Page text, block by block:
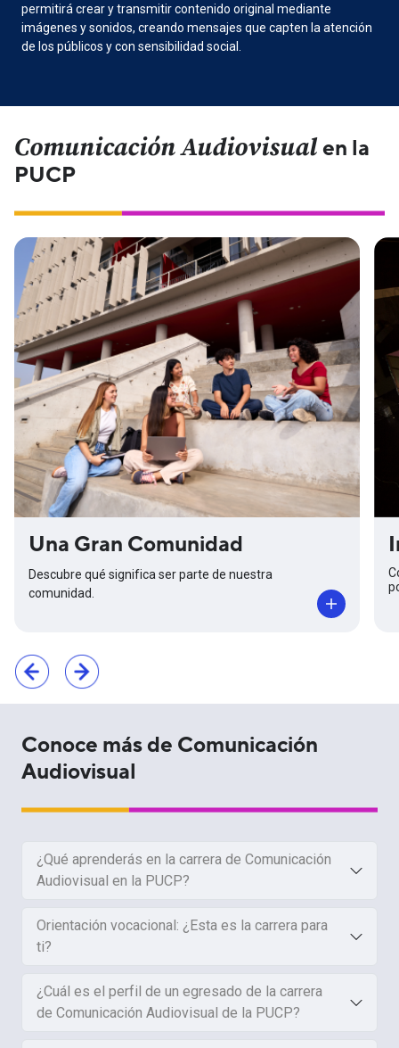
permitirá crear y transmitir contenido original mediante
imágenes y sonidos, creando mensajes que capten la atención
de los públicos y con sensibilidad social.
Comunicación Audiovisualen la
PUCP
Una Gran Comunidad
Descubre qué significa ser parte de nuestra
comunidad.
Conoce más de Comunicación
Audiovisual
¿Qué aprenderás en la carrera de Comunicación
Audiovisual en la PUCP?
Orientación vocacional: ¿Esta es la carrera para
ti?
¿Cuál es el perfil de un egresado de la carrera
de Comunicación Audiovisual de la PUCP?